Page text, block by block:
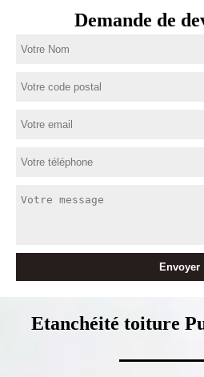
Demande de
Etanchéité toiture